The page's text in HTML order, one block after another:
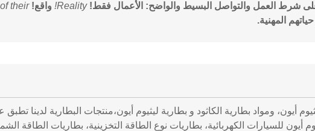
شرط العمل والتواصل البسيط والواضح: الأعمال فقط! Reality! واقع! their
المهنية.
أيون، ومواد بطارية الكاثود و بطارية ليثيوم أيون،منتجات البطارية لدينا
الليثيوم أيون للسيارات الكهربائية، بطاريات نوع الطاقة التخزينية، بطاريات الطاقة